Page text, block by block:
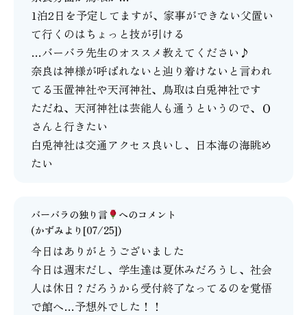
1泊2日を予定してますが、家事ができない父置い
て行くのはちょっと技が引ける
…バーバラ先生のオススメ教えてください♪
奈良は神様が呼ばれないと辿り着けないと言われ
てる玉置神社や天河神社、鳥取は白兎神社です
ただね、天河神社は芸能人も通うというので、Ｏ
さんと行きたい
白兎神社は交通アクセス良いし、日本海の海眺め
たい
バーバラの独り言
へのコメント
(かずみより[07/25])
今日はありがとうございました
今日は週末だし、学生達は夏休みだろうし、社会
人は休日？だろうから受付終了なってるのを覚悟
で館へ…予想外でした！！